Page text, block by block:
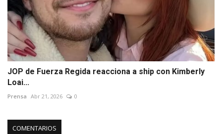
JOP de Fuerza Regida reacciona a ship con Kimberly
Loai...
Prensa Abr 21, 2026 0
COMENTARIOS